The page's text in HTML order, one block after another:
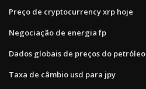
Preço de cryptocurrency xrp hoje
Negociação de energia fp
Dados globais de preços do petróleo
Taxa de câmbio usd para jpy